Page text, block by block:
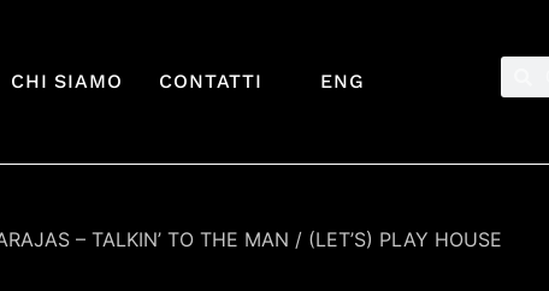
CHI SIAMO CONTATTI ENG
– TALKIN’ TO THE MAN / (LET’S) PLAY HOUSE